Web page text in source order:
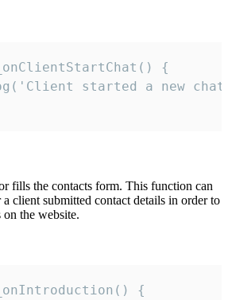
{
started a new
fills the contacts form. This function can
client submitted contact details in order to
on the website.
{